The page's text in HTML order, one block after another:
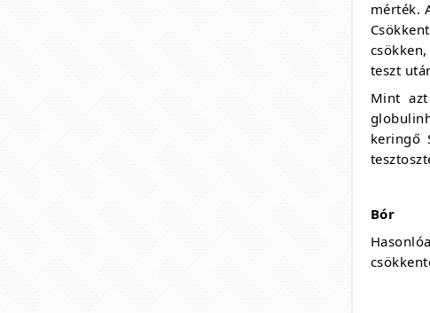
mérték.
teszt
Mint
keringő
Bór